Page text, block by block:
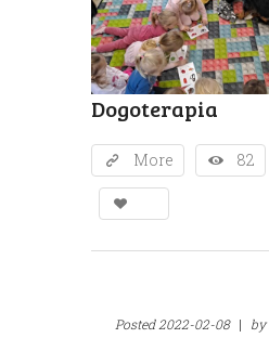
Dogoterapia
More 82
Posted2022-02-08 | by